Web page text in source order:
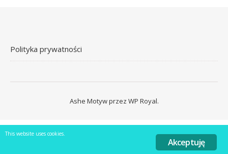
Polityka prywatności
Ashe Motyw przez WP Royal.
Akceptuję
This website uses cookies.